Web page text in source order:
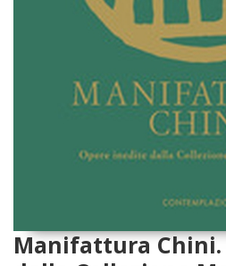
Manifattura